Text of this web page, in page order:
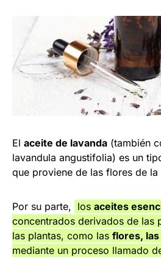
El aceite de lavanda (también
lavandula angustifolia) es un
que proviene de las flores de la
Por su parte, los aceites
concentrados derivados de las
las plantas, como las flores,
mediante un proceso llamado